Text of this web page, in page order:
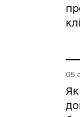
05